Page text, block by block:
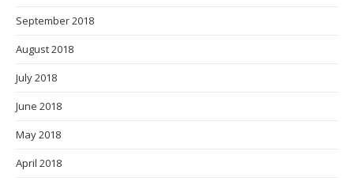
September 2018
August 2018
July 2018
June 2018
May 2018
April 2018